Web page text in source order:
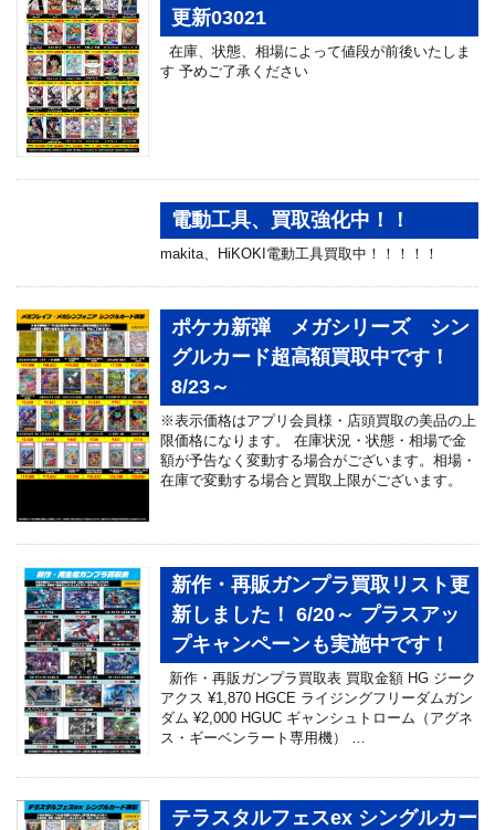
更新03021
在庫、状態、相場によって値段が前後いたしま
す 予めご了承ください
電動工具、買取強化中！！
makita、HiKOKI電動工具買取中！！！！！
ポケカ新弾 メガシリーズ シン
グルカード超高額買取中です！
8/23～
※表示価格はアプリ会員様・店頭買取の美品の上
限価格になります。 在庫状況・状態・相場で金
額が予告なく変動する場合がございます。相場・
在庫で変動する場合と買取上限がございます。
新作・再販ガンプラ買取リスト更
新しました！ 6/20～ プラスアッ
プキャンペーンも実施中です！
新作・再販ガンプラ買取表 買取金額 HG ジーク
アクス ¥1,870 HGCE ライジングフリーダムガン
ダム ¥2,000 HGUC ギャンシュトローム（アグネ
ス・ギーベンラート専用機） …
テラスタルフェスex シングルカー